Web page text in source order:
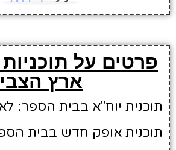
פרטים על
ארץ הצבי
תוכנית יוח"א בבית הספר: לא
תוכנית אופק חדש בבית